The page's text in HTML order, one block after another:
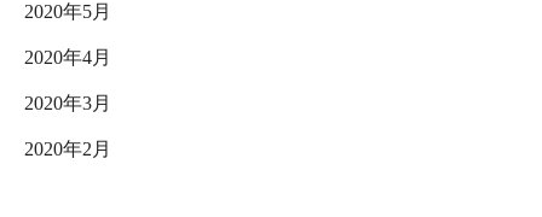
2020年5月
2020年4月
2020年3月
2020年2月